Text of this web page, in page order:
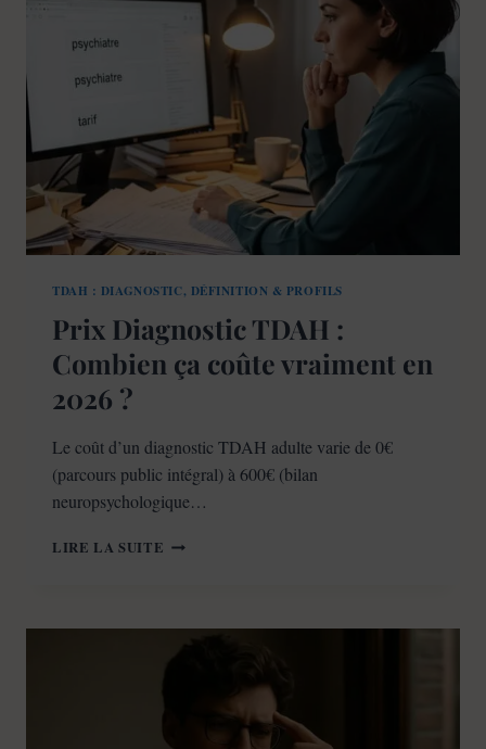
SIGNES
RECONNAÎTRE
3
SYMPTÔMES
CONNUS)
TDAH : DIAGNOSTIC, DÉFINITION & PROFILS
Prix Diagnostic TDAH :
Combien ça coûte vraiment en
2026 ?
Le coût d’un diagnostic TDAH adulte varie de 0€
(parcours public intégral) à 600€ (bilan
neuropsychologique…
LIRE LA SUITE PRIX
COMBIEN
VRAIMENT
2026